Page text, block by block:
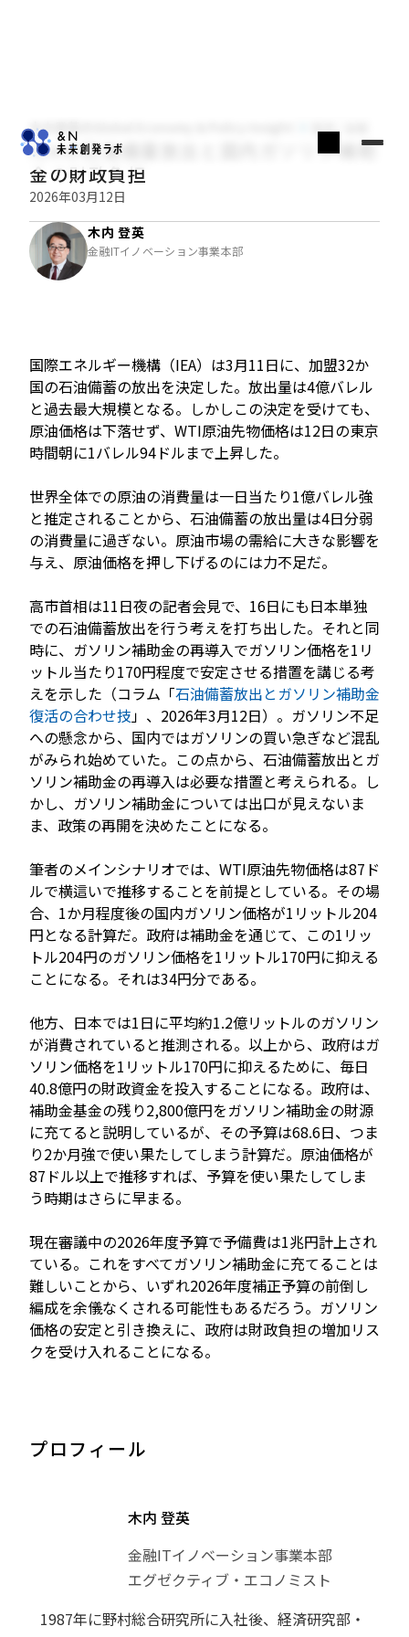
JP
木内登英のGlobal Economy & Policy Insight
IEAの石油備蓄放出と国内ガソリン補助
金の財政負担
2026年03月12日
木内 登英
金融ITイノベーション事業本部
国際エネルギー機構（IEA）は3月11日に、加盟32か
国の石油備蓄の放出を決定した。放出量は4億バレル
と過去最大規模となる。しかしこの決定を受けても、
原油価格は下落せず、WTI原油先物価格は12日の東京
時間朝に1バレル94ドルまで上昇した。
世界全体での原油の消費量は一日当たり1億バレル強
と推定されることから、石油備蓄の放出量は4日分弱
の消費量に過ぎない。原油市場の需給に大きな影響を
与え、原油価格を押し下げるのには力不足だ。
高市首相は11日夜の記者会見で、16日にも日本単独
での石油備蓄放出を行う考えを打ち出した。それと同
時に、ガソリン補助金の再導入でガソリン価格を1リ
ットル当たり170円程度で安定させる措置を講じる考
えを示した（コラム「石油備蓄放出とガソリン補助金
復活の合わせ技」、2026年3月12日）。ガソリン不足
への懸念から、国内ではガソリンの買い急ぎなど混乱
がみられ始めていた。この点から、石油備蓄放出とガ
ソリン補助金の再導入は必要な措置と考えられる。し
かし、ガソリン補助金については出口が見えないま
ま、政策の再開を決めたことになる。
筆者のメインシナリオでは、WTI原油先物価格は87ド
ルで横這いで推移することを前提としている。その場
合、1か月程度後の国内ガソリン価格が1リットル204
円となる計算だ。政府は補助金を通じて、この1リッ
トル204円のガソリン価格を1リットル170円に抑える
ことになる。それは34円分である。
他方、日本では1日に平均約1.2億リットルのガソリン
が消費されていると推測される。以上から、政府はガ
ソリン価格を1リットル170円に抑えるために、毎日
40.8億円の財政資金を投入することになる。政府は、
補助金基金の残り2,800億円をガソリン補助金の財源
に充てると説明しているが、その予算は68.6日、つま
り2か月強で使い果たしてしまう計算だ。原油価格が
87ドル以上で推移すれば、予算を使い果たしてしま
う時期はさらに早まる。
現在審議中の2026年度予算で予備費は1兆円計上され
ている。これをすべてガソリン補助金に充てることは
難しいことから、いずれ2026年度補正予算の前倒し
編成を余儀なくされる可能性もあるだろう。ガソリン
価格の安定と引き換えに、政府は財政負担の増加リス
クを受け入れることになる。
プロフィール
木内 登英
金融ITイノベーション事業本部
エグゼクティブ・エコノミスト
1987年に野村総合研究所に入社後、経済研究部・